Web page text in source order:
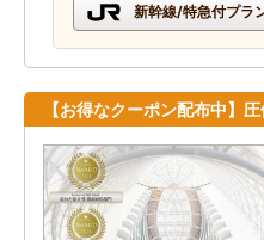
新幹線/特急付プラ
【お得なクーポン配布中】